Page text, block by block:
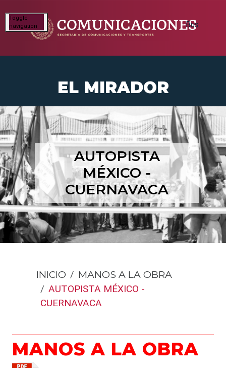
Toggle
navigation
EL MIRADOR
AUTOPISTA
MÉXICO -
CUERNAVACA
INICIO MANOS A LA OBRA
AUTOPISTA MÉXICO -
CUERNAVACA
MANOS A LA OBRA